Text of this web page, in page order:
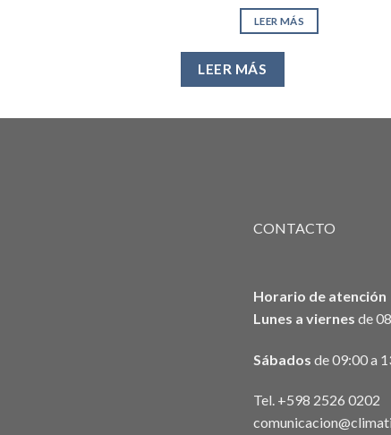
LEER MÁS
LEER MÁS
CONTACTO
Horario de atención
Lunes a viernes de
Sábados de 09:00 a
Tel. +598 2526 0202